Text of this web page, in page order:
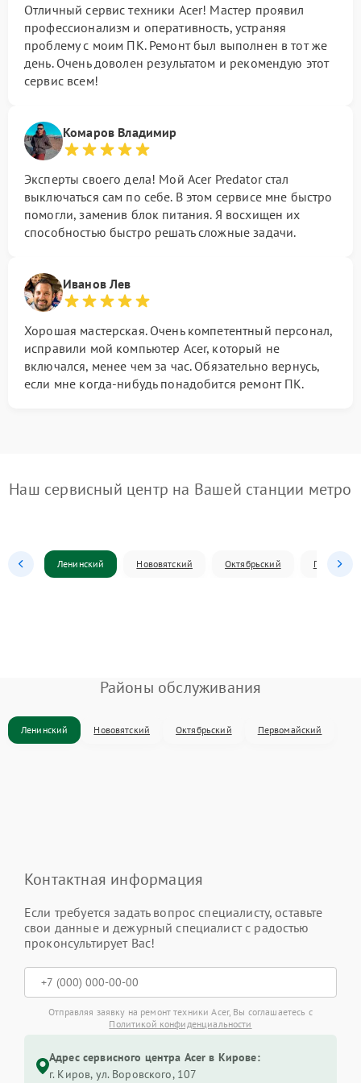
Отличный сервис техники Acer! Мастер проявил
профессионализм и оперативность, устраняя
проблему с моим ПК. Ремонт был выполнен в тот же
день. Очень доволен результатом и рекомендую этот
сервис всем!
Комаров Владимир
Эксперты своего дела! Мой Acer Predator стал
выключаться сам по себе. В этом сервисе мне быстро
помогли, заменив блок питания. Я восхищен их
способностью быстро решать сложные задачи.
Иванов Лев
Хорошая мастерская. Очень компетентный персонал,
исправили мой компьютер Acer, который не
включался, менее чем за час. Обязательно вернусь,
если мне когда-нибудь понадобится ремонт ПК.
Наш сервисный центр на Вашей станции метро
Ленинский Нововятский Октябрьский
Районы обслуживания
Ленинский Нововятский Октябрьский Первомайский
Контактная информация
Если требуется задать вопрос специалисту, оставьте
свои данные и дежурный специалист с радостью
проконсультирует Вас!
Отправляя заявку на ремонт техники Acer, Вы соглашаетесь с
Политикой конфиденциальности
Адрес сервисного центра Acer в Кирове:
г. Киров, ул. Воровского, 107